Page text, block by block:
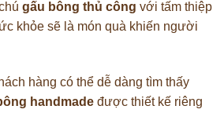
gấu bông thủ công với tấm thiệp
khỏe sẽ là món quà khiến người
hàng có thể dễ dàng tìm thấy
handmade được thiết kế riêng